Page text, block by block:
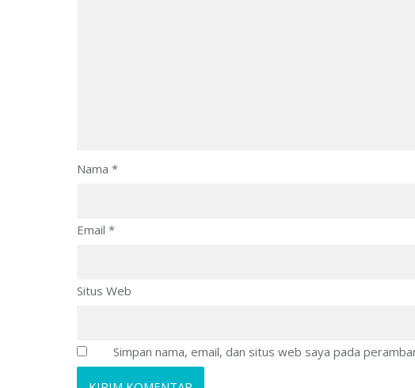
Nama *
Email *
Situs Web
Simpan nama, email, dan situs web saya pada